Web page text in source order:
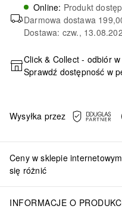
Online: Produkt
Darmowa dostawa
Dostawa: czw.,
DODAJ
Click & Collect - odbiór
Sprawdź dostępność w
Wysyłka przez
Ceny w sklepie
się różnić
INFORMACJE O